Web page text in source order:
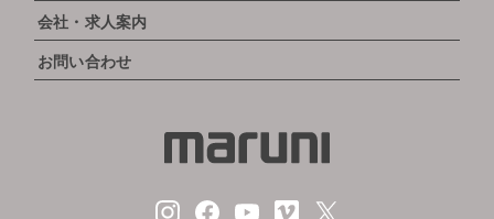
会社・求人案内
お問い合わせ